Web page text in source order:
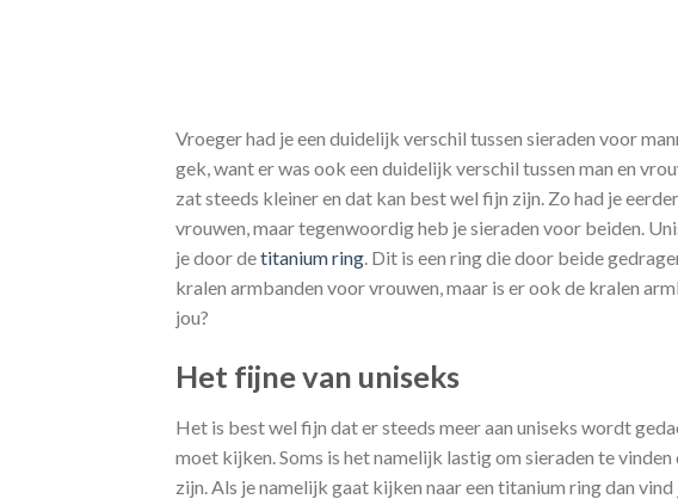
Vroeger had je een duidelijk verschil tussen sieraden voor
gek, want er was ook een duidelijk verschil tussen man en
zat steeds kleiner en dat kan best wel fijn zijn. Zo had je
vrouwen, maar tegenwoordig heb je sieraden voor beiden.
je door detitanium ring. Dit is een ring die door beide
kralen armbanden voor vrouwen, maar is er ook de kralen
jou?
Het fijne van uniseks
Het is best wel fijn dat er steeds meer aan uniseks wordt
moet kijken. Soms is het namelijk lastig om sieraden te
zijn. Als je namelijk gaat kijken naar een titanium ring dan